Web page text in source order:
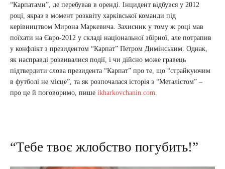
“Карпатами”, де перебував в оренді. Інцидент відбувся у 2012
році, якраз в момент розквіту харківської команди під
керівництвом Мирона Маркевича. Захисник у тому ж році мав
поїхати на Євро-2012 у складі національної збірної, але потрапив
у конфлікт з президентом “Карпат” Петром Димінським. Однак,
як насправді розвивалися події, і чи дійсно може гравець
підтвердити слова президента “Карпат” про те, що “страйкуючим
в футболі не місце”, та як розпочалася історія з “Металістом” –
про це й поговоримо, пише ikharkovchanin.com
“Тебе твоє жлобство погубить!”